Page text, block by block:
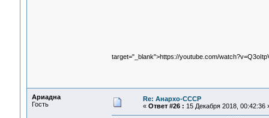
target="_blank">https://youtube.com/
Ариадна
Гость
Re: Анархо-СССР
« Ответ #26 : 15 Декабря 2018, 00:42:36